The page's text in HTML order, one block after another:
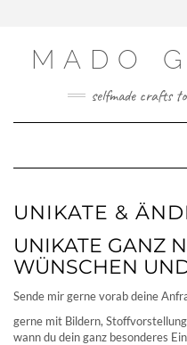
MADO
selfmade crafts
UNIKATE &
UNIKATE GANZ
WÜNSCHEN UND
Sende mir gerne vorab deine
gerne mit Bildern,
wann du dein ganz besonderes